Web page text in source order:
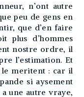
n’ont autre
peu de gens en
que d’en faire
plus d’hommes
nostre ordre, il
l’estimation. Et
le meritent : car il
si aysement
une autre vraye,